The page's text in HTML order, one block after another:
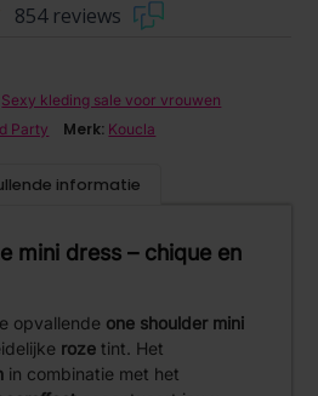
854 reviews
Sexy kleding sale voor vrouwen
Party Merk: Koucla
informatie
mini dress – chique en
opvallende one shoulder mini
roze tint. Het
in combinatie met het